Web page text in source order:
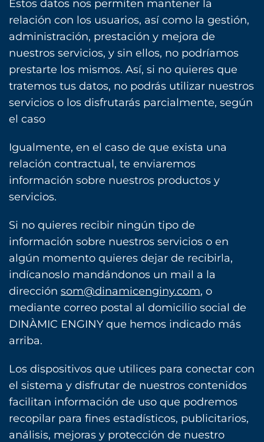
Estos datos nos permiten mantener la
relación con los usuarios, así como la gestión,
administración, prestación y mejora de
nuestros servicios, y sin ellos, no podríamos
prestarte los mismos. Así, si no quieres que
tratemos tus datos, no podrás utilizar nuestros
servicios o los disfrutarás parcialmente, según
el caso
Igualmente, en el caso de que exista una
relación contractual, te enviaremos
información sobre nuestros productos y
servicios.
Si no quieres recibir ningún tipo de
información sobre nuestros servicios o en
algún momento quieres dejar de recibirla,
indícanoslo mandándonos un mail a la
dirección som@dinamicenginy.com, o
mediante correo postal al domicilio social de
DINÀMIC ENGINY que hemos indicado más
arriba.
Los dispositivos que utilices para conectar con
el sistema y disfrutar de nuestros contenidos
facilitan información de uso que podremos
recopilar para fines estadísticos, publicitarios,
análisis, mejoras y protección de nuestro